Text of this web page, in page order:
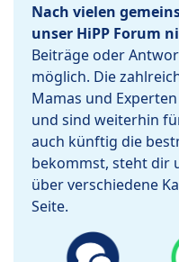
Nach vielen
unser HiPP Forum
Beiträge oder
möglich. Die
Mamas und
und sind weiterhin
auch künftig die
bekommst, steht dir
über verschiedene
Seite.